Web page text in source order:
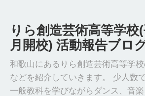
りら創造芸術高等学校
月開校) 活動報告ブロ
和歌山にあるりら創造芸術高等学
などを紹介していきます。 少人数
一般教科を学びながらダンス、音